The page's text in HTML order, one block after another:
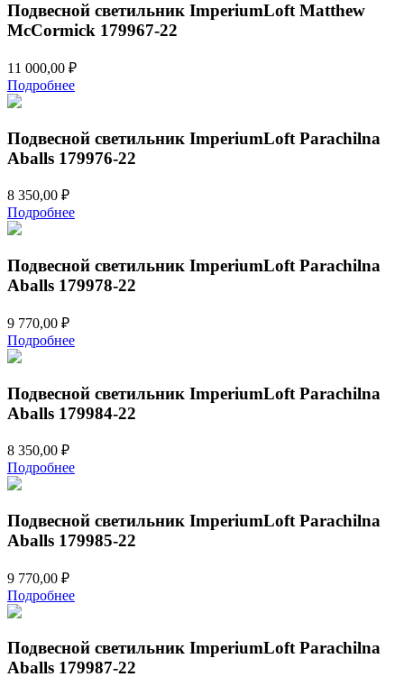
Подвесной светильник ImperiumLoft Matthew
McCormick 179967-22
11 000,00 ₽
Подробнее
Подвесной светильник ImperiumLoft Parachilna
Aballs 179976-22
8 350,00 ₽
Подробнее
Подвесной светильник ImperiumLoft Parachilna
Aballs 179978-22
9 770,00 ₽
Подробнее
Подвесной светильник ImperiumLoft Parachilna
Aballs 179984-22
8 350,00 ₽
Подробнее
Подвесной светильник ImperiumLoft Parachilna
Aballs 179985-22
9 770,00 ₽
Подробнее
Подвесной светильник ImperiumLoft Parachilna
Aballs 179987-22